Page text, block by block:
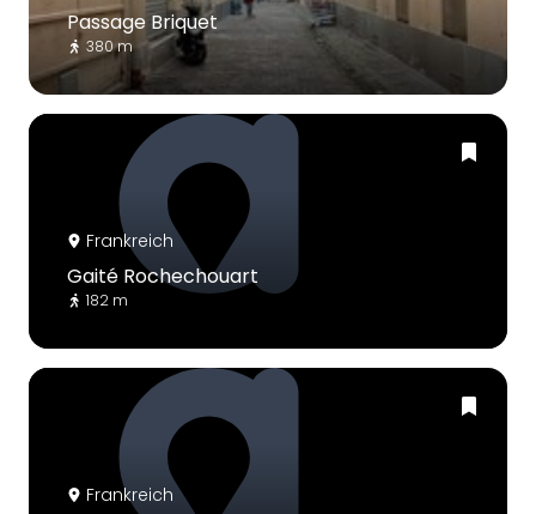
Passage Briquet
380 m
Frankreich
Gaité Rochechouart
182 m
Frankreich